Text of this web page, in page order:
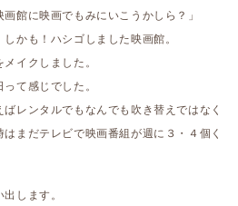
館に映画でもみにいこうかしら？」
かも！ハシゴしました映画館。
イクしました。
て感じでした。
レンタルでもなんでも吹き替えではなく
まだテレビで映画番組が週に３・４個く
します。